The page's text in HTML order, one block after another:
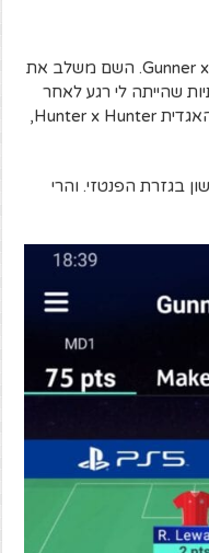
לקבוצתי קראתי בשם הנהדר Gunner x Gunner. השם משלב את
שהייתה לי רגע לאחר
שגיק שכמותי בדיוק סיים את האנימה האגדית Hunter x Hunter,
בגזרת הפנטזי. והרי